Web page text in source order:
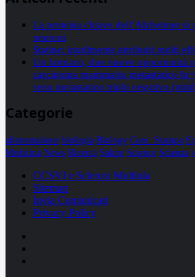
La proteina chiave dell’Alzheimer si
neuroni
Statine: inutilmente attribuiti molti
Un farmaco, due nuove opportunità
carcinoma mammario metastatico
seno metastatico triplo negativo
Categorie
alimentazione biologia Biology Com. Stampa
Medicina News Ricerca Salute Science Scienza
CCSVI e Sclerosi Multipla
Sitemap
Invia Comunicati
Privacy Policy